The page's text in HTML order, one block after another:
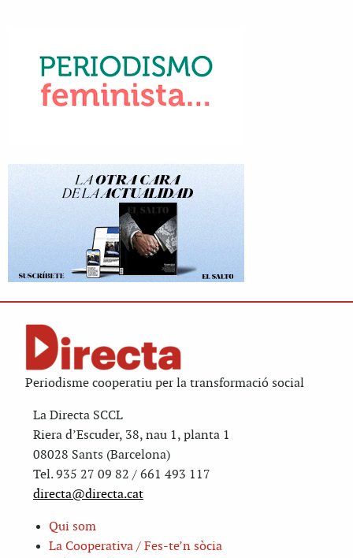
Periodisme cooperatiu per la transformació social
La Directa SCCL
Riera d’Escuder, 38, nau 1, planta 1
08028 Sants (Barcelona)
Tel. 935 27 09 82 / 661 493 117
directa@directa.cat
Qui som
La Cooperativa / Fes-te’n sòcia